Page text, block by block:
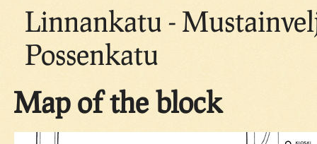
Linnankatu -
Possenkatu
Map of the block